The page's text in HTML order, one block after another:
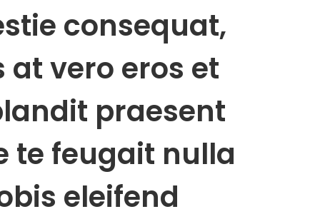
consequat,
vero eros et
praesent
te feugait nulla
eleifend